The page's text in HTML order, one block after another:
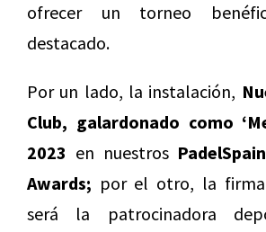
ofrecer un torneo
destacado.
Por un lado, la instalación,
Club, galardonado como
2023 en nuestros
Awards; por el otro, la
será la patrocinadora